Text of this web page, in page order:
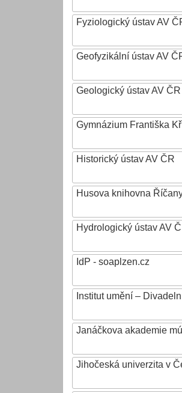
Fyziologický ústav AV
Geofyzikální ústav AV
Geologický ústav AV ČR
Gymnázium Františka
Historický ústav AV ČR
Husova knihovna
Hydrologický ústav AV
IdP - soaplzen.cz
Institut umění –
Janáčkova akademie
Jihočeská univerzita v